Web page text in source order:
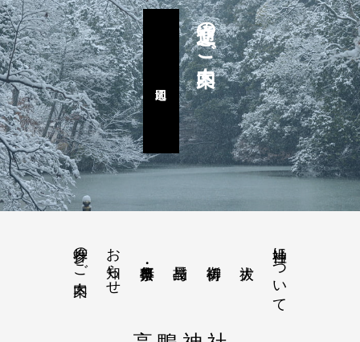
交通のご案内
当神社について
お知らせ
参拝のご案内